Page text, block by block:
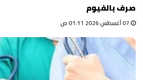
صرف بالفيوم